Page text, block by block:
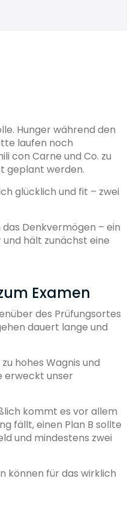
Hunger während den
laufen noch
con Carne und Co. zu
geplant werden.
glücklich und fit – zwei
Denkvermögen – ein
hält zunächst eine
Examen
des Prüfungsortes
dauert lange und
hohes Wagnis und
erweckt unser
kommt es vor allem
fällt, einen Plan B sollte
und mindestens zwei
können für das wirklich